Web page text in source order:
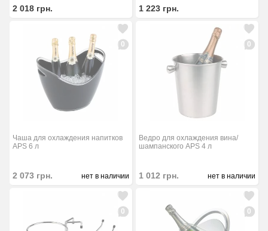
2 018 грн. 1 223 грн.
0
Чаша для охлаждения напитков
APS 6 л
2 073 грн. нет в наличии
0
Ведро для охлаждения вина/
шампанского APS 4 л
1 012 грн. нет в наличии
0 0